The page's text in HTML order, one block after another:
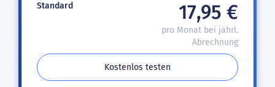
Standard
17,95 €
pro Monat bei jährl.
Abrechnung
Kostenlos testen